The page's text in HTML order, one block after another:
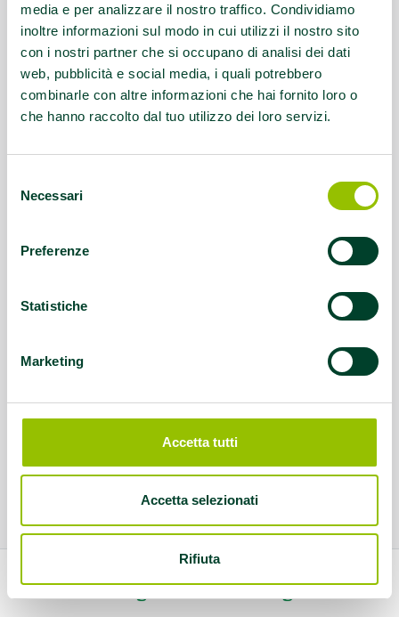
media e per analizzare il nostro traffico. Condividiamo
inoltre informazioni sul modo in cui utilizzi il nostro sito
con i nostri partner che si occupano di analisi dei dati
web, pubblicità e social media, i quali potrebbero
combinarle con altre informazioni che hai fornito loro o
che hanno raccolto dal tuo utilizzo dei loro servizi.
delNecessari
Preferenze
Statistiche
Marketing
Accetta tutti
Accetta selezionati
Rifiuta
Alessandro 0544/463443 dalle 9.00 alle
20.00
Questo contenuto si trova inPalestre che
promuovono la salute